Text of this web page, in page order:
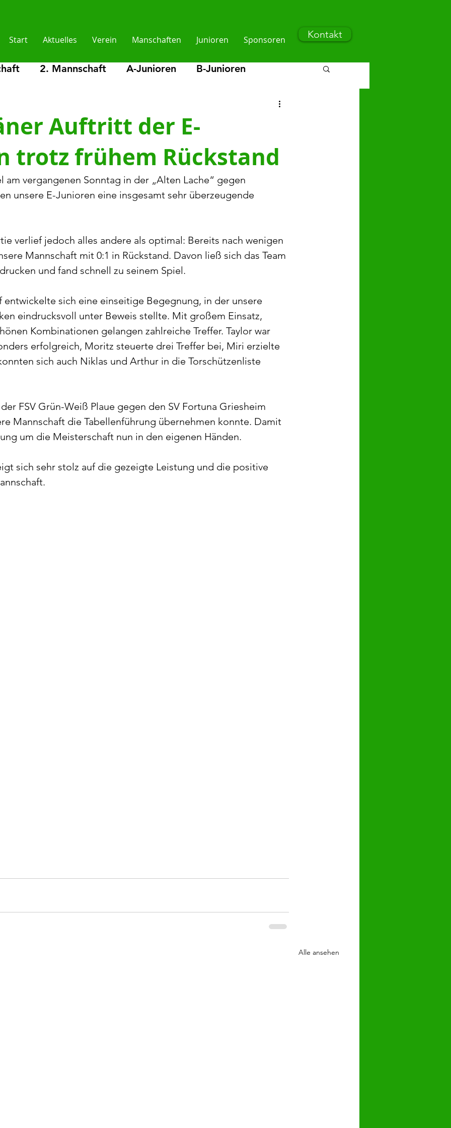
Start Aktuelles Verein Manschaften Junioren Sponsoren Kontakt
2. Mannschaft A-Junioren B-Junioren
F-Junioren
Auftritt der E-
trotz frühem Rückstand
am vergangenen Sonntag in der „Alten Lache“ gegen
unsere E-Junioren eine insgesamt sehr überzeugende
verlief jedoch alles andere als optimal: Bereits nach wenigen
Mannschaft mit 0:1 in Rückstand. Davon ließ sich das Team
und fand schnell zu seinem Spiel.
entwickelte sich eine einseitige Begegnung, in der unsere
eindrucksvoll unter Beweis stellte. Mit großem Einsatz,
Kombinationen gelangen zahlreiche Treffer. Taylor war
erfolgreich, Moritz steuerte drei Treffer bei, Miri erzielte
sich auch Niklas und Arthur in die Torschützenliste
FSV Grün-Weiß Plaue gegen den SV Fortuna Griesheim
Mannschaft die Tabellenführung übernehmen konnte. Damit
um die Meisterschaft nun in den eigenen Händen.
sich sehr stolz auf die gezeigte Leistung und die positive
Alle ansehen